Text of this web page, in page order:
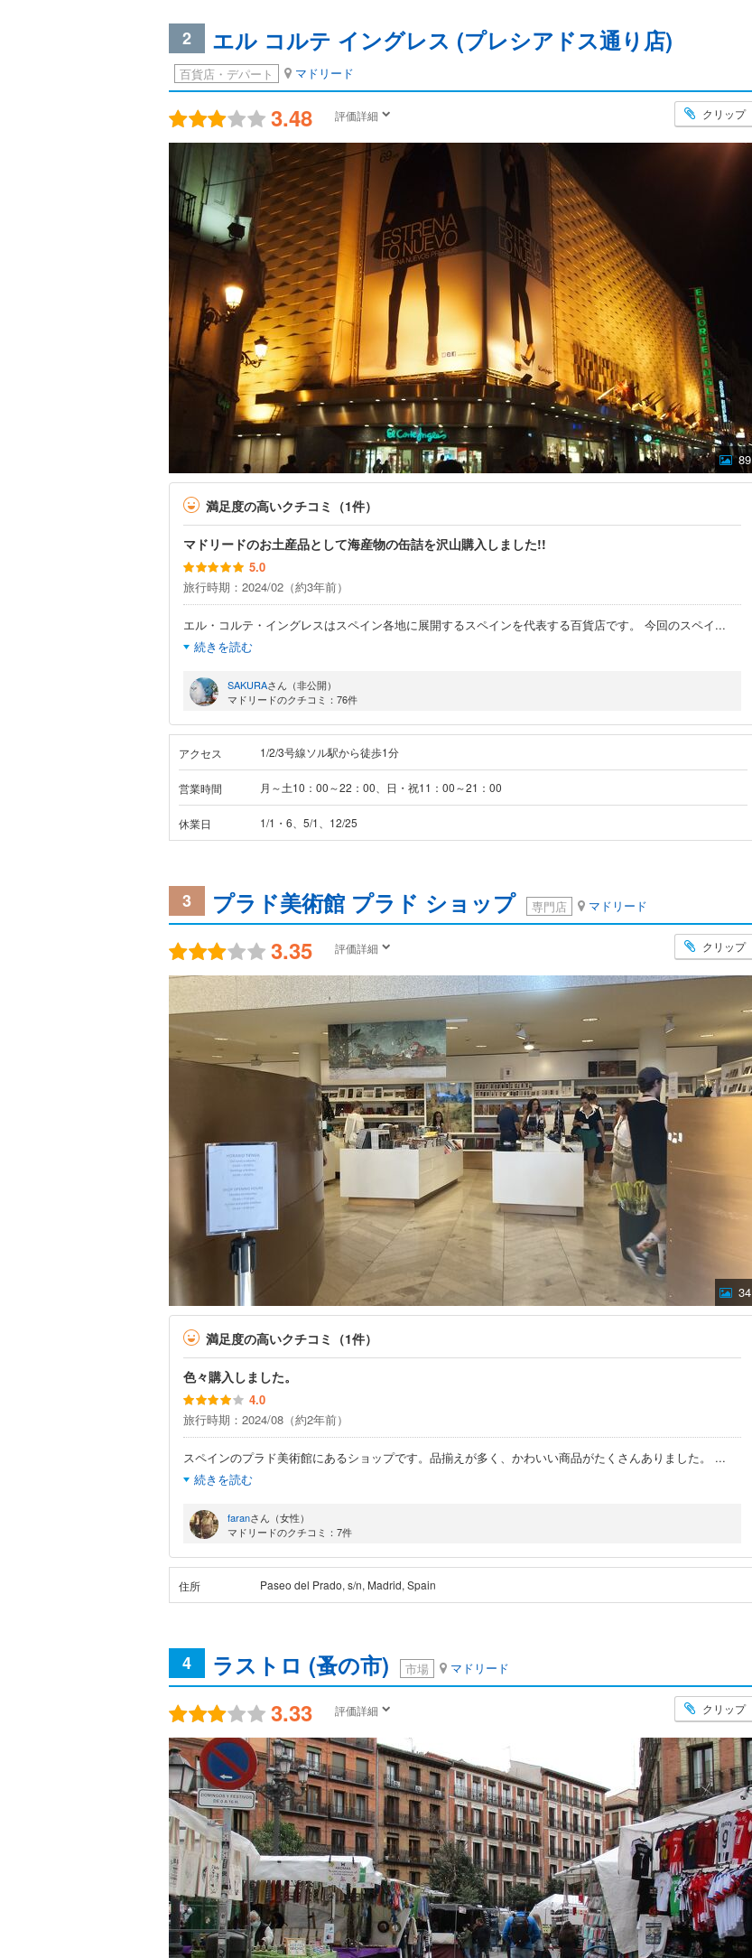
2 エル コルテ イングレス (プレシアドス通り店)
百貨店・デパート マドリード
3.48 評価詳細 クリップ
89
満足度の高いクチコミ（1件）
マドリードのお土産品として海産物の缶詰を沢山購入しました!!
5.0
旅行時期：2024/02（約3年前）
エル・コルテ・イングレスはスペイン各地に展開するスペインを代表する百貨店です。 今回のスペイ...
続きを読む
SAKURAさん（非公開）
マドリードのクチコミ：76件
アクセス 1/2/3号線ソル駅から徒歩1分
営業時間 月～土10：00～22：00、日・祝11：00～21：00
休業日 1/1・6、5/1、12/25
3 プラド美術館 プラド ショップ 専門店 マドリード
3.35 評価詳細 クリップ
34
満足度の高いクチコミ（1件）
色々購入しました。
4.0
旅行時期：2024/08（約2年前）
スペインのプラド美術館にあるショップです。品揃えが多く、かわいい商品がたくさんありました。 ...
続きを読む
faranさん（女性）
マドリードのクチコミ：7件
住所 Paseo del Prado, s/n, Madrid, Spain
4 ラストロ (蚤の市) 市場 マドリード
3.33 評価詳細 クリップ